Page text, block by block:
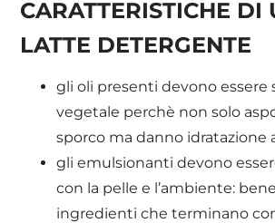
CARATTERISTICHE DI
LATTE DETERGENTE
gli oli presenti devono essere
vegetale perchè non solo
sporco ma danno idratazione
gli emulsionanti devono
con la pelle e l’ambiente:
ingredienti che terminano